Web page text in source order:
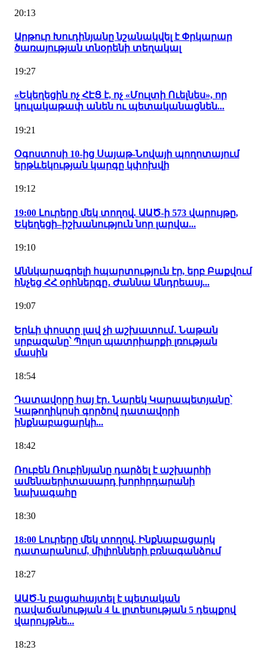
20:13
Արթուր Խուդինյանը նշանակվել է Փրկարար
ծառայության տնօրենի տեղակալ
19:27
«Եկեղեցին ոչ ՀԷՑ է, ոչ «Մուլտի Ուելնես», որ
կուլակաթափ անեն ու պետականացնեն...
19:21
Օգոստոսի 10-ից Սայաթ-Նովայի պողոտայում
երթևեկության կարգը կփոխվի
19:12
19:00 Լուրերը մեկ տողով. ԱԱԾ-ի 573 վարույթը,
Եկեղեցի–իշխանություն նոր լարվա...
19:10
Աննկարագրելի հպարտություն էր, երբ Բաքվում
հնչեց ՀՀ օրհներգը․ Ժաննա Անդրեասյ...
19:07
Երևի փոստը լավ չի աշխատում․ Նաթան
սրբազանը՝ Պոլսո պատրիարքի լռության
մասին
18:54
Դատավորը հայ էր․ Նարեկ Կարապետյանը՝
Կաթողիկոսի գործով դատավորի
ինքնաբացարկի...
18:42
Ռուբեն Ռուբինյանը դարձել է աշխարհի
ամենաերիտասարդ խորհրդարանի
նախագահը
18:30
18:00 Լուրերը մեկ տողով. Ինքնաբացարկ
դատարանում, միլիոնների բռնագանձում
18:27
ԱԱԾ-ն բացահայտել է պետական
դավաճանության 4 և լրտեսության 5 դեպքով
վարույթնե...
18:23